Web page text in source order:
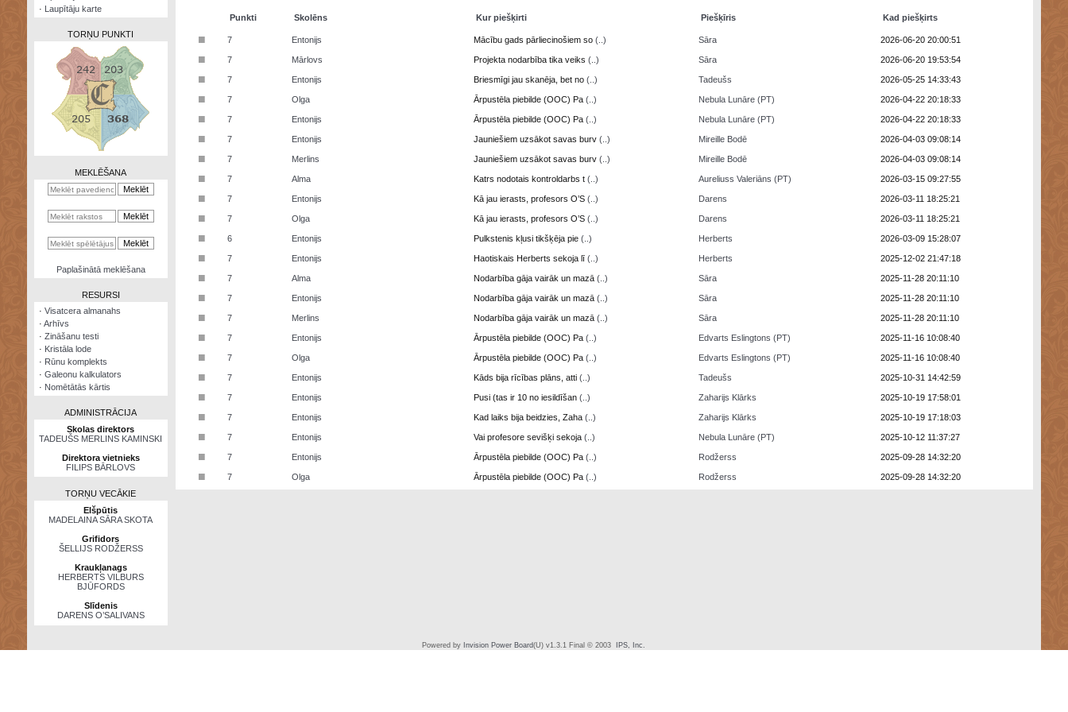
kalkulators
· Laupītāju karte
TORŅU PUNKTI
MEKLĒŠANA
Paplašinātā meklēšana
RESURSI
· Visatcera almanahs
· Arhīvs
· Zināšanu testi
· Kristāla lode
· Rūnu komplekts
· Galeonu kalkulators
· Nomētātās kārtis
ADMINISTRĀCIJA
Skolas direktors
TADEUŠS MERLINS KAMINSKI
Direktora vietnieks
FILIPS BĀRLOVS
TORŅU VECĀKIE
Elšpūtis
MADELAINA SĀRA SKOTA
Grifidors
ŠELLIJS RODŽERSS
Kraukļanags
HERBERTS VILBURS
BJŪFORDS
Slīdenis
DARENS O’SALIVANS
Punkti Skolēns Kur piešķirti Piešķīris Kad piešķirts
■ 7 Entonijs Mācību gads pārliecinošiem so (..) Sāra 2026-06-20 20:00:51
■ 7 Mārlovs Projekta nodarbība tika veiks (..) Sāra 2026-06-20 19:53:54
■ 7 Entonijs Briesmīgi jau skanēja, bet no (..) Tadeušs 2026-05-25 14:33:43
■ 7 Olga Ārpustēla piebilde (OOC) Pa (..) Nebula Lunāre (PT) 2026-04-22 20:18:33
■ 7 Entonijs Ārpustēla piebilde (OOC) Pa (..) Nebula Lunāre (PT) 2026-04-22 20:18:33
■ 7 Entonijs Jauniešiem uzsākot savas burv (..) Mireille Bodē 2026-04-03 09:08:14
■ 7 Merlins Jauniešiem uzsākot savas burv (..) Mireille Bodē 2026-04-03 09:08:14
■ 7 Alma Katrs nodotais kontroldarbs t (..) Aureliuss Valeriāns (PT) 2026-03-15 09:27:55
■ 7 Entonijs Kā jau ierasts, profesors O’S (..) Darens 2026-03-11 18:25:21
■ 7 Olga Kā jau ierasts, profesors O’S (..) Darens 2026-03-11 18:25:21
■ 6 Entonijs Pulkstenis kļusi tikšķēja pie (..) Herberts 2026-03-09 15:28:07
■ 7 Entonijs Haotiskais Herberts sekoja lī (..) Herberts 2025-12-02 21:47:18
■ 7 Alma Nodarbība gāja vairāk un mazā (..) Sāra 2025-11-28 20:11:10
■ 7 Entonijs Nodarbība gāja vairāk un mazā (..) Sāra 2025-11-28 20:11:10
■ 7 Merlins Nodarbība gāja vairāk un mazā (..) Sāra 2025-11-28 20:11:10
■ 7 Entonijs Ārpustēla piebilde (OOC) Pa (..) Edvarts Eslingtons (PT) 2025-11-16 10:08:40
■ 7 Olga Ārpustēla piebilde (OOC) Pa (..) Edvarts Eslingtons (PT) 2025-11-16 10:08:40
■ 7 Entonijs Kāds bija rīcības plāns, atti (..) Tadeušs 2025-10-31 14:42:59
■ 7 Entonijs Pusi (tas ir 10 no iesildīšan (..) Zaharijs Klārks 2025-10-19 17:58:01
■ 7 Entonijs Kad laiks bija beidzies, Zaha (..) Zaharijs Klārks 2025-10-19 17:18:03
■ 7 Entonijs Vai profesore sevišķi sekoja (..) Nebula Lunāre (PT) 2025-10-12 11:37:27
■ 7 Entonijs Ārpustēla piebilde (OOC) Pa (..) Rodžerss 2025-09-28 14:32:20
■ 7 Olga Ārpustēla piebilde (OOC) Pa (..) Rodžerss 2025-09-28 14:32:20
Powered by Invision Power Board(U) v1.3.1 Final © 2003 IPS, Inc.